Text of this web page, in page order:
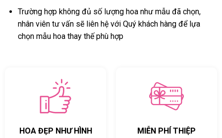
Trường hợp không đủ số lượng hoa như mẫu đã chọn,
nhân viên tư vấn sẽ liên hệ với Quý khách hàng để lựa
chọn mẫu hoa thay thế phù hợp
HOA ĐẸP NHƯ HÌNH
MIỄN PHÍ THIỆP